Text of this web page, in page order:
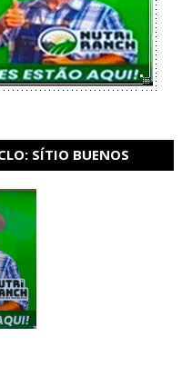
SÍTIO BUENOS